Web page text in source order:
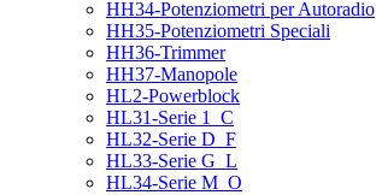
HH34-Potenziometri per Autoradio
HH35-Potenziometri Speciali
HH36-Trimmer
HH37-Manopole
HL2-Powerblock
HL31-Serie 1_C
HL32-Serie D_F
HL33-Serie G_L
HL34-Serie M_O